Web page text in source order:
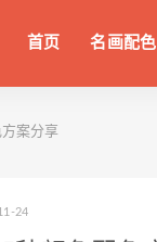
首页 名画配色
方案分享
24